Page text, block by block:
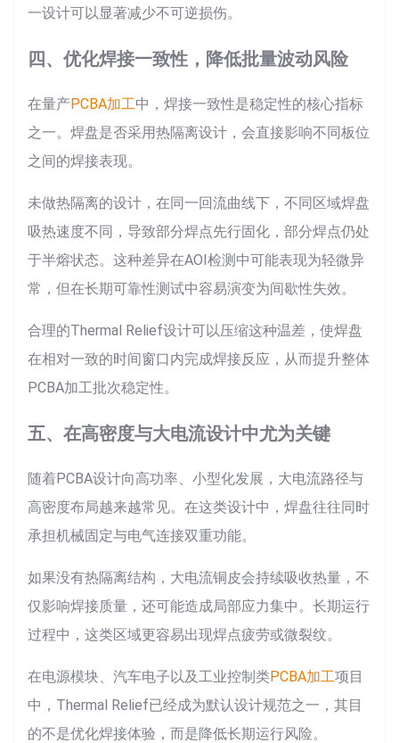
一设计可以显著减少不可逆损伤。
四、优化焊接一致性，降低批量波动风险
在量产PCBA加工中，焊接一致性是稳定性的核心指标
之一。焊盘是否采用热隔离设计，会直接影响不同板位
之间的焊接表现。
未做热隔离的设计，在同一回流曲线下，不同区域焊盘
吸热速度不同，导致部分焊点先行固化，部分焊点仍处
于半熔状态。这种差异在AOI检测中可能表现为轻微异
常，但在长期可靠性测试中容易演变为间歇性失效。
合理的Thermal Relief设计可以压缩这种温差，使焊盘
在相对一致的时间窗口内完成焊接反应，从而提升整体
PCBA加工批次稳定性。
五、在高密度与大电流设计中尤为关键
随着PCBA设计向高功率、小型化发展，大电流路径与
高密度布局越来越常见。在这类设计中，焊盘往往同时
承担机械固定与电气连接双重功能。
如果没有热隔离结构，大电流铜皮会持续吸收热量，不
仅影响焊接质量，还可能造成局部应力集中。长期运行
过程中，这类区域更容易出现焊点疲劳或微裂纹。
在电源模块、汽车电子以及工业控制类PCBA加工项目
中，Thermal Relief已经成为默认设计规范之一，其目
的不是优化焊接体验，而是降低长期运行风险。